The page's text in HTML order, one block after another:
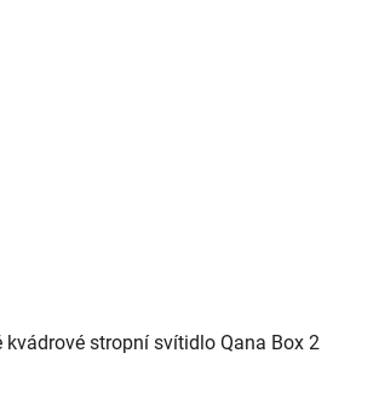
kvádrové stropní svítidlo Qana Box 2